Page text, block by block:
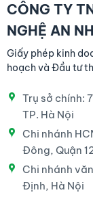
CÔNG TY
NGHỆ AN
Giấy phép kinh
hoạch và Đầu tư
Trụ sở chính:
TP. Hà Nội
Chi nhánh
Đông, Quận
Chi nhánh
Định, Hà Nội